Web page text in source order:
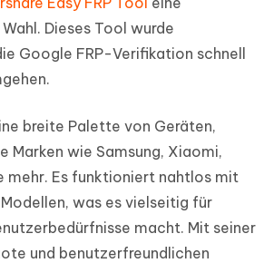
Dieses Tool wurde
Google FRP-Verifikation schnell
breite Palette von Geräten,
Marken wie Samsung, Xiaomi,
mehr. Es funktioniert nahtlos mit
was es vielseitig für
macht. Mit seiner
und benutzerfreundlichen